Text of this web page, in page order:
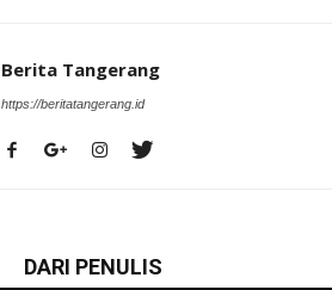
Berita Tangerang
https://beritatangerang.id
DARI PENULIS